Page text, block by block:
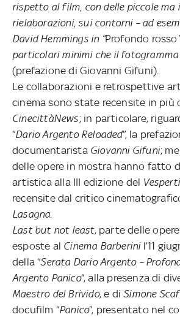
rispetto al film, con delle piccole
rielaborazioni, sui contorni – ad
David Hemmings in “Profondo rosso
particolari minimi che il
(prefazione di Giovanni Gifuni).
Le collaborazioni e retrospettive
cinema sono state recensite in più
CinecittàNews; in particolare,
“Dario Argento Reloaded”, la
documentarista Giovanni Gifuni;
delle opere in mostra hanno fatto
artistica alla III edizione del
recensite dal critico
Lasagna.
Last but not least, parte delle
esposte al Cinema Barberinil’11
della “Serata Dario Argento –
Argento Panico”, alla presenza di
Maestro del Brivido, e diSimone
docufilm “Panico”, presentato nel